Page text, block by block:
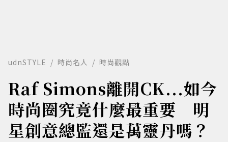
udnSTYLE 時尚名人 時尚觀點
Raf Simons離開CK...如今
時尚圈究竟什麼最重要 明
星創意總監還是萬靈丹嗎？